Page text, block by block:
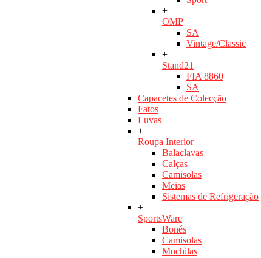
+
OMP
SA
Vintage/Classic
+
Stand21
FIA 8860
SA
Capacetes de Colecção
Fatos
Luvas
+
Roupa Interior
Balaclavas
Calças
Camisolas
Meias
Sistemas de Refrigeração
+
SportsWare
Bonés
Camisolas
Mochilas